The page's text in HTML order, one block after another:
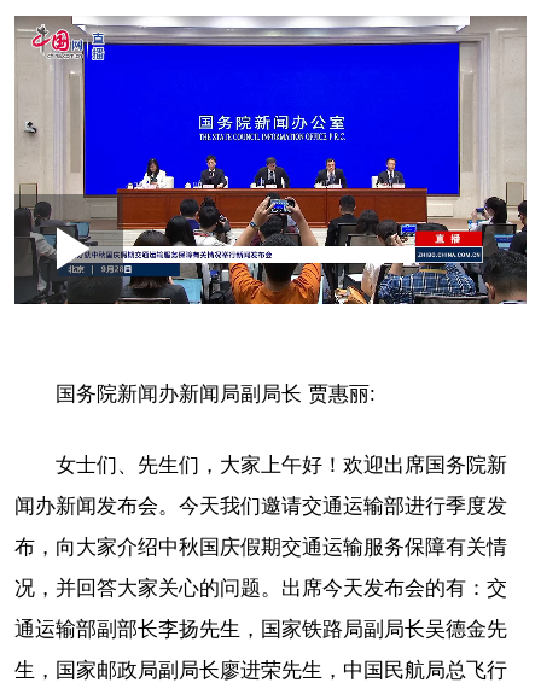
Play
Play Mute
Loaded
Picture-
in-
Picture
0:00/--:--
国务院新闻办新闻局副局长 贾惠丽:
女士们、先生们，大家上午好！欢迎出席国务院新
闻办新闻发布会。今天我们邀请交通运输部进行季度发
布，向大家介绍中秋国庆假期交通运输服务保障有关情
况，并回答大家关心的问题。出席今天发布会的有：交
通运输部副部长李扬先生，国家铁路局副局长吴德金先
生，国家邮政局副局长廖进荣先生，中国民航局总飞行